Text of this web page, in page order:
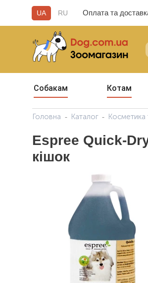
UA RU Оплата та
Собакам Котам
Головна Каталог Косметика
Espree Quick-
кішок